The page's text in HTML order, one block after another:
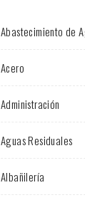
Abastecimiento de
Acero
Administración
Aguas Residuales
Albañilería